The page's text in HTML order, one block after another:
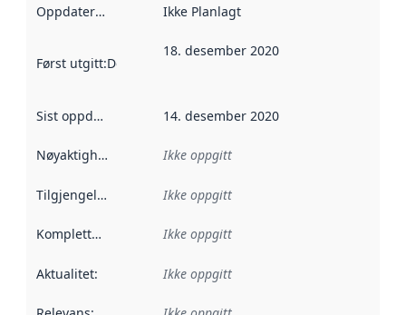
Oppdateringsfrekvens :
Ikke Planlagt
Først utgitt:Denne datoen sier når dataene i dette
18. desember 2020
Sist oppdatert 14. desember 2020
Nøyaktighet Ikke oppgitt
Tilgjengelighet Ikke oppgitt
Kompletthet Ikke oppgitt
Aktualitet: Ikke oppgitt